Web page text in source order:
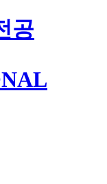
공